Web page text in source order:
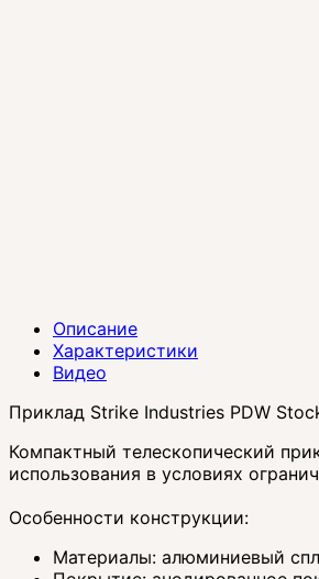
Описание
Характеристики
Видео
Приклад Strike Industries PDW
Компактный телескопический
использования в условиях
Особенности конструкции:
Материалы: алюминиевый